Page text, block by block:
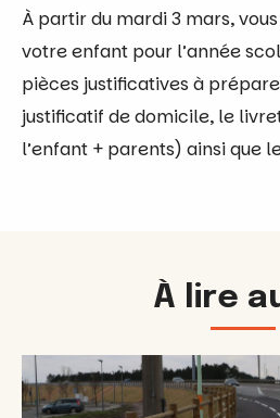
À partir du mardi 3 mars,
votre enfant pour l’année
pièces justificatives à
justificatif de domicile, le
l’enfant + parents) ainsi que
À lire